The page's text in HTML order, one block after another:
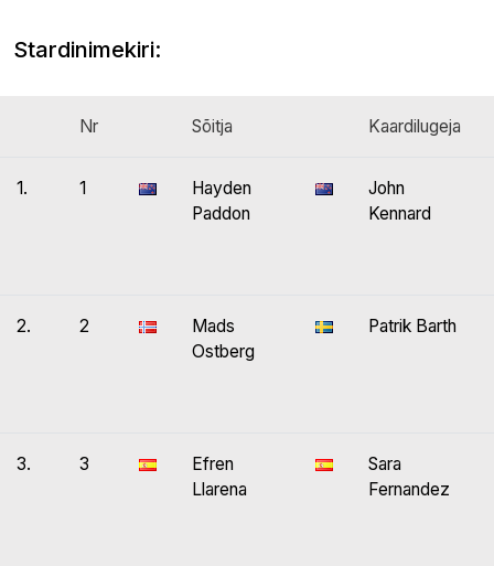
Stardinimekiri:
Nr Sõitja Kaardilugeja
1. 1
Hayden
Paddon
John
Kennard
2. 2
Mads
Ostberg
Patrik Barth
3. 3
Efren
Llarena
Sara
Fernandez